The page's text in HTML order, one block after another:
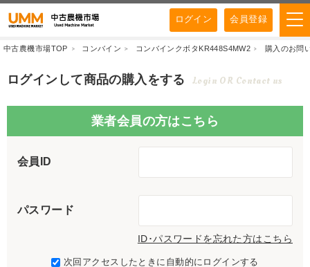
ログイン 会員登録
中古農機市場TOP コンバイン コンバインクボタKR448S4MW2 購入のお問
ログインして商品の購入をする Login OR Contact us
業者会員の方はこちら
会員ID
パスワード
ID･パスワードを忘れた方はこちら
次回アクセスしたときに自動的にログインする